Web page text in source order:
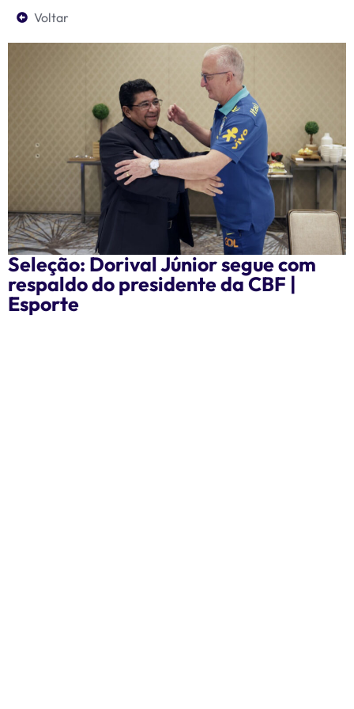
Voltar
Seleção: Dorival Júnior segue com
respaldo do presidente da CBF |
Esporte